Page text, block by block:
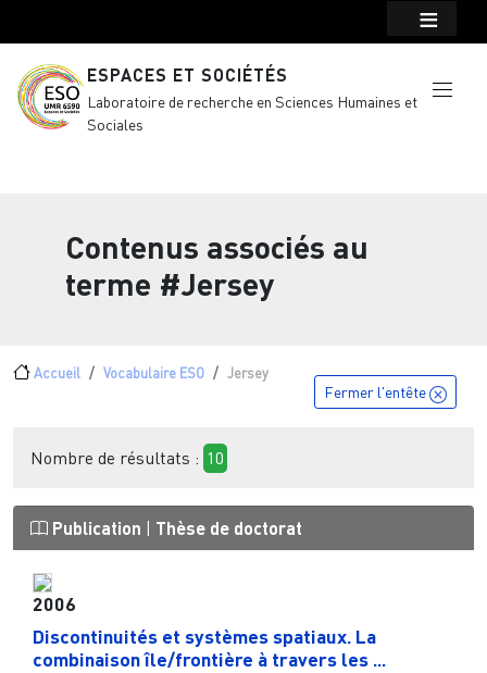
ESPACES ET SOCIÉTÉS
Laboratoire de recherche en Sciences Humaines et
Sociales
Contenus associés au
terme #Jersey
Fil d'Ariane
Accueil Vocabulaire ESO Jersey
Fermer l'entête
Nombre de résultats : 10
Publication Thèse de doctorat
2006
Discontinuités et systèmes spatiaux. La
combinaison île/frontière à travers les ...